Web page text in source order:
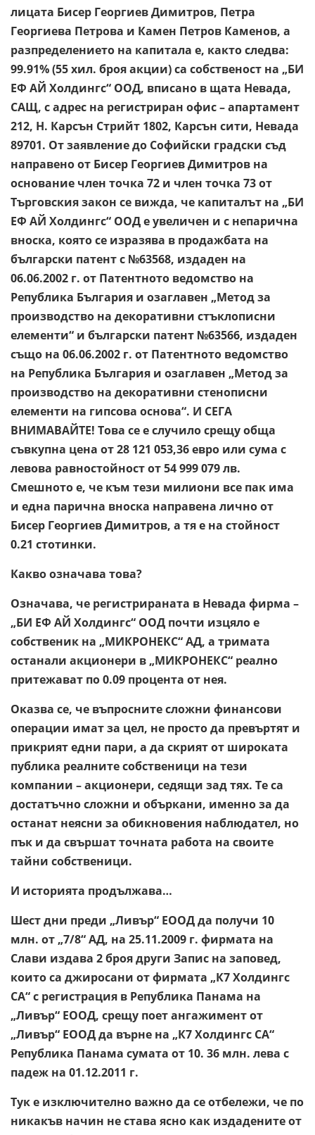
лицата Бисер Георгиев Димитров, Петра
Георгиева Петрова и Камен Петров Каменов, а
разпределението на капитала е, както следва:
99.91% (55 хил. броя акции) са собственост на „БИ
ЕФ АЙ Холдингс“ ООД, вписано в щата Невада,
САЩ, с адрес на регистриран офис – апартамент
212, Н. Карсън Стрийт 1802, Карсън сити, Невада
89701. От заявление до Софийски градски съд
направено от Бисер Георгиев Димитров на
основание член точка 72 и член точка 73 от
Търговския закон се вижда, че капиталът на „БИ
ЕФ АЙ Холдингс“ ООД е увеличен и с непарична
вноска, която се изразява в продажбата на
български патент с №63568, издаден на
06.06.2002 г. от Патентното ведомство на
Република България и озаглавен „Метод за
производство на декоративни стъклописни
елементи“ и български патент №63566, издаден
също на 06.06.2002 г. от Патентното ведомство
на Република България и озаглавен „Метод за
производство на декоративни стенописни
елементи на гипсова основа“. И СЕГА
ВНИМАВАЙТЕ! Това се е случило срещу обща
съвкупна цена от 28 121 053,36 евро или сума с
левова равностойност от 54 999 079 лв.
Смешното е, че към тези милиони все пак има
и една парична вноска направена лично от
Бисер Георгиев Димитров, а тя е на стойност
0.21 стотинки.
Какво означава това?
Означава, че регистрираната в Невада фирма –
„БИ ЕФ АЙ Холдингс“ ООД почти изцяло е
собственик на „МИКРОНЕКС“ АД, а тримата
останали акционери в „МИКРОНЕКС“ реално
притежават по 0.09 процента от нея.
Оказва се, че въпросните сложни финансови
операции имат за цел, не просто да превъртят и
прикрият едни пари, а да скрият от широката
публика реалните собственици на тези
компании – акционери, седящи зад тях. Те са
достатъчно сложни и объркани, именно за да
останат неясни за обикновения наблюдател, но
пък и да свършат точната работа на своите
тайни собственици.
И историята продължава…
Шест дни преди „Ливър“ ЕООД да получи 10
млн. от „7/8“ АД, на 25.11.2009 г. фирмата на
Слави издава 2 броя други Запис на заповед,
които са джиросани от фирмата „К7 Холдингс
СА“ с регистрация в Република Панама на
„Ливър“ ЕООД, срещу поет ангажимент от
„Ливър“ ЕООД да върне на „К7 Холдингс СА“
Република Панама сумата от 10. 36 млн. лева с
падеж на 01.12.2011 г.
Тук е изключително важно да се отбележи, че по
никакъв начин не става ясно как издадените от